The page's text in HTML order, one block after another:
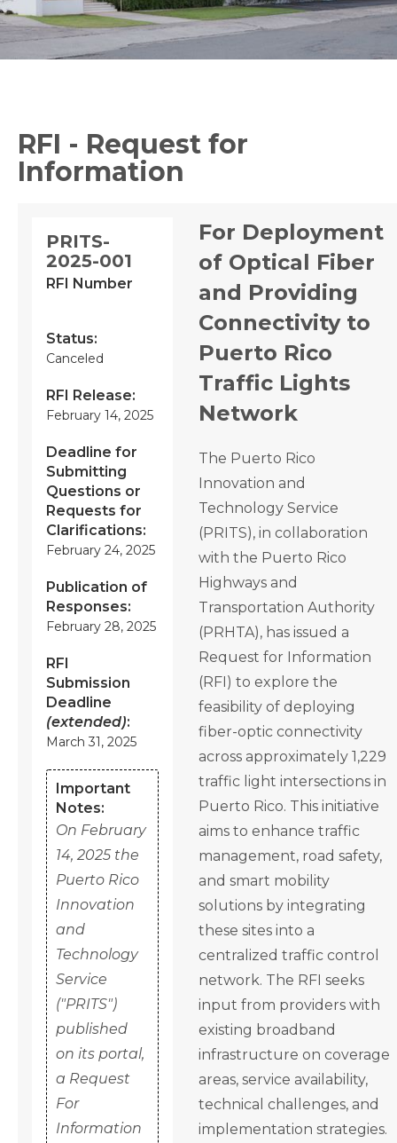
RFI - Request for
Information
PRITS-
2025-001
RFI Number
Status:
Canceled
RFI Release:
February 14, 2025
Deadline for
Submitting
Questions or
Requests for
Clarifications:
February 24, 2025
Publication of
Responses:
February 28, 2025
RFI
Submission
Deadline
(extended):
March 31, 2025
Important
Notes:
On February
14, 2025 the
Puerto Rico
Innovation
and
Technology
Service
("PRITS")
published
on its portal,
a Request
For
Information
For Deployment
of Optical Fiber
and Providing
Connectivity to
Puerto Rico
Traffic Lights
Network
The Puerto Rico
Innovation and
Technology Service
(PRITS), in collaboration
with the Puerto Rico
Highways and
Transportation Authority
(PRHTA), has issued a
Request for Information
(RFI) to explore the
feasibility of deploying
fiber-optic connectivity
across approximately 1,229
traffic light intersections in
Puerto Rico. This initiative
aims to enhance traffic
management, road safety,
and smart mobility
solutions by integrating
these sites into a
centralized traffic control
network. The RFI seeks
input from providers with
existing broadband
infrastructure on coverage
areas, service availability,
technical challenges, and
implementation strategies.